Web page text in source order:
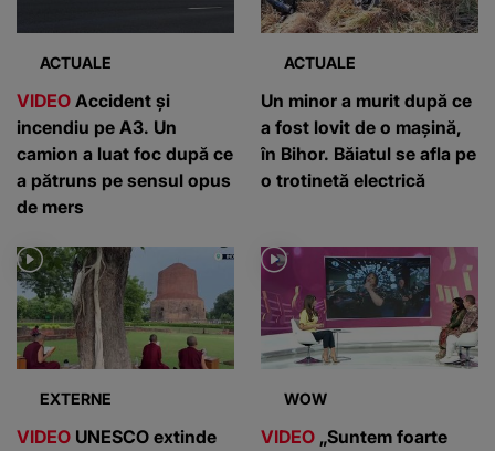
ACTUALE
VIDEO Accident și
incendiu pe A3. Un
camion a luat foc după ce
a pătruns pe sensul opus
de mers
ACTUALE
Un minor a murit după ce
a fost lovit de o mașină,
în Bihor. Băiatul se afla pe
o trotinetă electrică
EXTERNE
VIDEO UNESCO extinde
WOW
VIDEO „Suntem foarte